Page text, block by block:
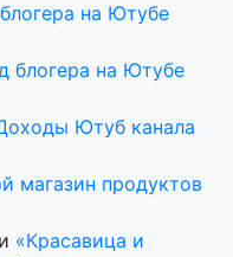
на Ютубе
блогера на Ютубе
Ютуб канала
магазин продуктов
«Красавица и